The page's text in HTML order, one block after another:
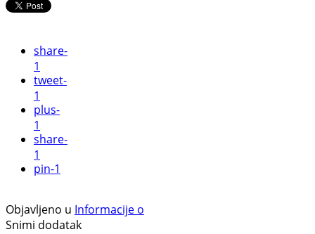
share-
1
tweet-
1
plus-
1
share-
1
pin-1
Objavljeno u Informacije o
Snimi dodatak